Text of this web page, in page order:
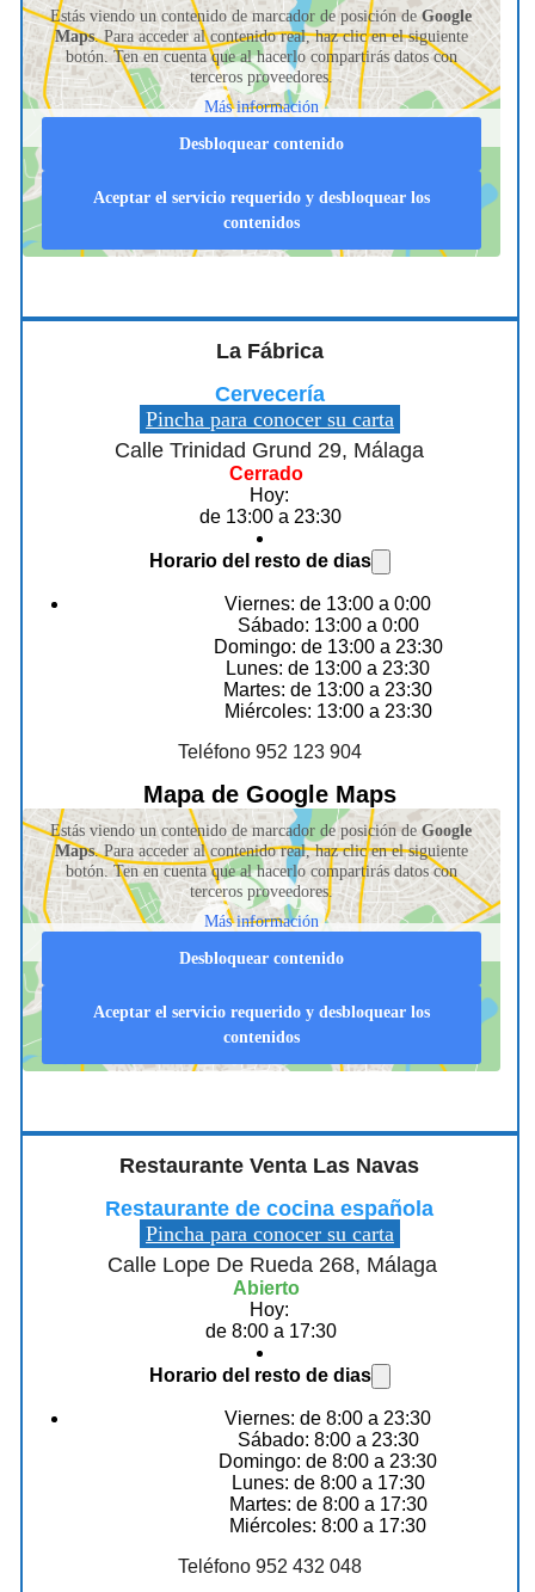
Estás viendo un contenido de marcador de posición deGoogle
Maps. Para acceder al contenido real, haz clic en el siguiente
botón. Ten en cuenta que al hacerlo compartirás datos con
terceros proveedores.
Más información
Desbloquear contenido
Aceptar el servicio requerido y desbloquear los
contenidos
La Fábrica
Cervecería
Pincha para conocer su carta
Calle Trinidad Grund 29, Málaga
Cerrado
Hoy:
de 13:00 a 23:30
Horario del resto de dias
Viernes: de 13:00 a 0:00
Sábado: 13:00 a 0:00
Domingo: de 13:00 a 23:30
Lunes: de 13:00 a 23:30
Martes: de 13:00 a 23:30
Miércoles: 13:00 a 23:30
Teléfono 952 123 904
Mapa de Google Maps
Estás viendo un contenido de marcador de posición deGoogle
Maps. Para acceder al contenido real, haz clic en el siguiente
botón. Ten en cuenta que al hacerlo compartirás datos con
terceros proveedores.
Más información
Desbloquear contenido
Aceptar el servicio requerido y desbloquear los
contenidos
Restaurante Venta Las Navas
Restaurante de cocina española
Pincha para conocer su carta
Calle Lope De Rueda 268, Málaga
Abierto
Hoy:
de 8:00 a 17:30
Horario del resto de dias
Viernes: de 8:00 a 23:30
Sábado: 8:00 a 23:30
Domingo: de 8:00 a 23:30
Lunes: de 8:00 a 17:30
Martes: de 8:00 a 17:30
Miércoles: 8:00 a 17:30
Teléfono 952 432 048